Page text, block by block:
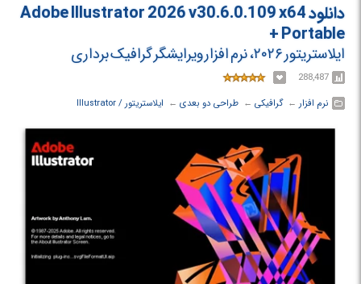
دانلود Adobe Illustrator 2026 v30.6.0.109 x64
+ Portable
ایلاستریتور ۲۰۲۶، نرم افزار ویرایشگر گرافیک برداری
288,487
نرم افزار ← ‏گرافیکی ← ‏ طراحی دو بعدی ← ‏ ایلاستریتور / Illustrator